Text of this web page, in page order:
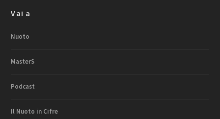
Vai a
Nuoto
MasterS
Podcast
Il Nuoto in Cifre